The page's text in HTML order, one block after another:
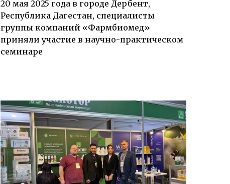
20 мая 2025 года в городе Дербент,
Республика Дагестан, специалисты
группы компаний «Фармбиомед»
приняли участие в научно-практическом
семинаре